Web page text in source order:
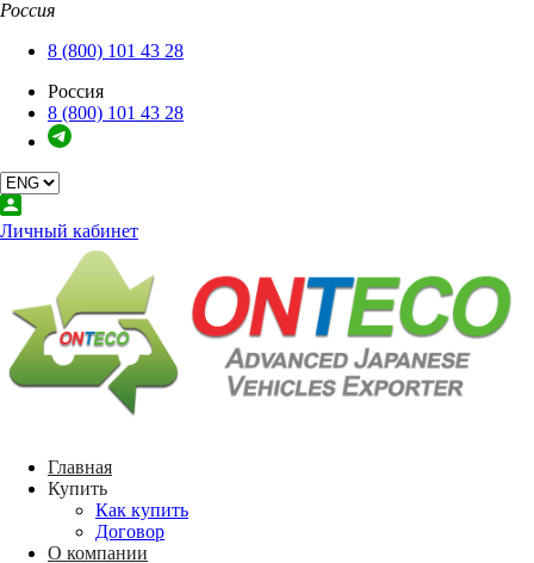
Главная
О компании
Сервисы
Услуги
Контакты
Back
Купить
Как купить
Договор
Back
О компании
О нас
Блог
Калькулятор
Дата выпуска авто
Поиск судов
Адреса СВХ
Доставка по РФ
Россия
8 (800) 101 43 28
Россия
8 (800) 101 43 28
Личный кабинет
Главная
Купить
Как купить
Договор
О компании